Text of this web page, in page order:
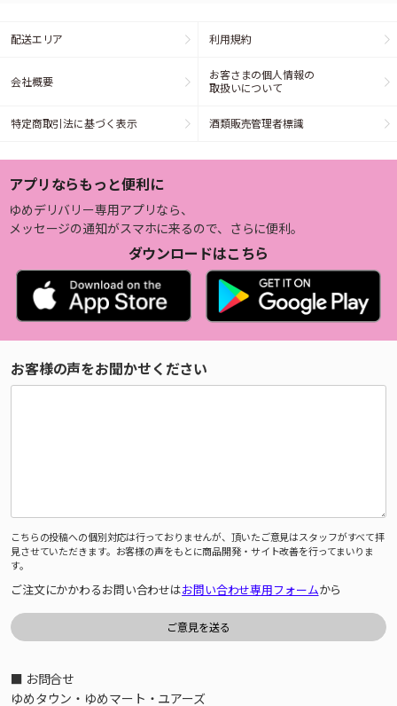
配送エリア 利用規約
会社概要
お客さまの個人情報の
取扱いについて
特定商取引法に基づく表示 酒類販売管理者標識
アプリならもっと便利に
ゆめデリバリー専用アプリなら、
メッセージの通知がスマホに来るので、さらに便利。
ダウンロードはこちら
お客様の声をお聞かせください
こちらの投稿への個別対応は行っておりませんが、頂いたご意見はスタッフがすべて拝
見させていただきます。お客様の声をもとに商品開発・サイト改善を行ってまいりま
す。
ご注文にかかわるお問い合わせはお問い合わせ専用フォームから
■ お問合せ
ゆめタウン・ゆめマート・ユアーズ